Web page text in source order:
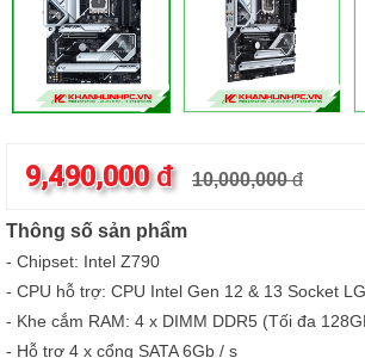
9,490,000đ 10,000,000đ
Thông số sản phẩm
- Chipset: Intel Z790
- CPU hỗ trợ: CPU Intel Gen 12 & 13 Socket
- Khe cắm RAM: 4 x DIMM DDR5 (Tối đa
- Hỗ trợ 4 x cổng SATA 6Gb / s